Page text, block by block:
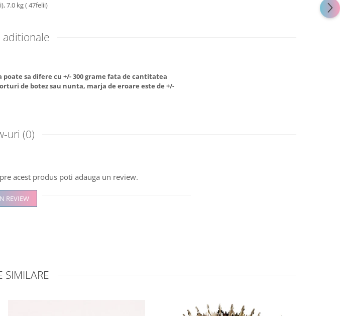
7.0 kg ( 47felii)
sa difere cu +/- 300 grame fata de cantitatea
de botez sau nunta, marja de eroare este de +/-
uri (0)
acest produs poti adauga un review.
REVIEW
SIMILARE